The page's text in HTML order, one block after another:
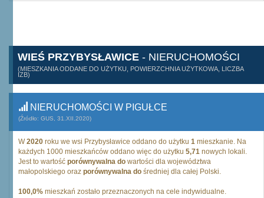
WIEŚ PRZYBYSŁAWICE - NIERUCHOMOŚCI
(MIESZKANIA ODDANE DO UŻYTKU, POWIERZCHNIA UŻYTKOWA, LICZBA
IZB)
NIERUCHOMOŚCI W PIGUŁCE
(Źródło: GUS, 31.XII.2020)
W2020 roku we wsi Przybysławice oddano do użytku 1 mieszkanie. Na
każdych 1000 mieszkańców oddano więc do użytku 5,71 nowych lokali.
Jest to wartość porównywalna do wartości dla województwa
małopolskiego oraz porównywalna do średniej dla całej Polski.
100,0% mieszkań zostało przeznaczonych na cele indywidualne.